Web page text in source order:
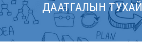
ДААТГАЛЫН ТУХАЙ